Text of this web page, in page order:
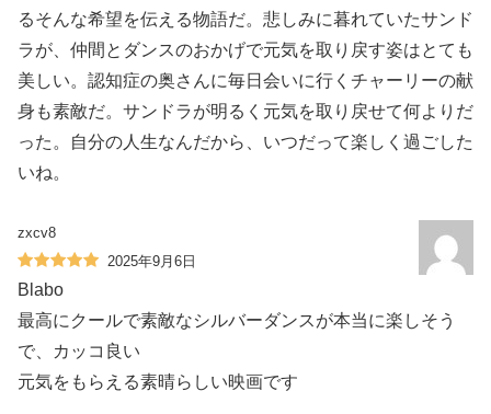
るそんな希望を伝える物語だ。悲しみに暮れていたサンド
ラが、仲間とダンスのおかげで元気を取り戻す姿はとても
美しい。認知症の奥さんに毎日会いに行くチャーリーの献
身も素敵だ。サンドラが明るく元気を取り戻せて何よりだ
った。自分の人生なんだから、いつだって楽しく過ごした
いね。
zxcv8
2025年9月6日
Blabo
最高にクールで素敵なシルバーダンスが本当に楽しそう
で、カッコ良い
元気をもらえる素晴らしい映画です️